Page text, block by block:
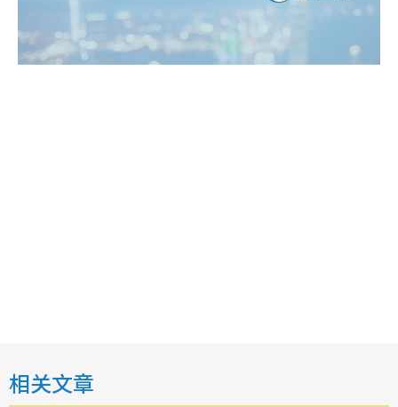
相关文章